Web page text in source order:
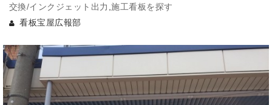
交換/インクジェット出力 ,施工看板を探す
看板宝屋広報部